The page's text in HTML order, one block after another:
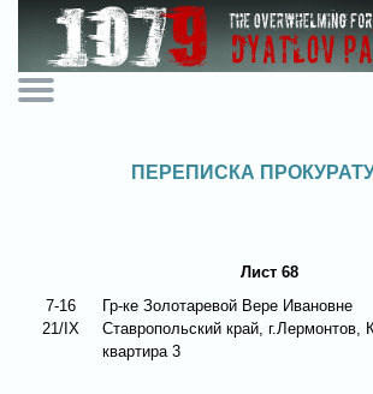
ПЕРЕПИСКА
Лист 68
7-16
21/IX
Гр-ке Золотаревой Вере Ивановне
Ставропольский край, г.Лермонтов,
квартира 3